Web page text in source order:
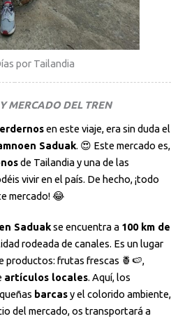
por Tailandia
MERCADO DEL TREN
en este viaje, era sin duda el
Saduak. 😍 Este mercado es,
de Tailandia y una de las
vivir en el país. De hecho, ¡todo
mercado! 😂
Saduakse encuentra a 100 km de
rodeada de canales. Es un lugar
productos: frutas frescas 🍍🍉,
artículos locales. Aquí, los
barcasy el colorido ambiente,
del mercado, os transportará a